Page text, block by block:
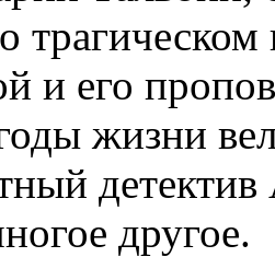
трагическом
и его
жизни
детектив
другое.